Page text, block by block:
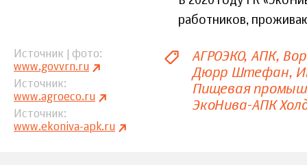
работников,
Источник | фото
www.govvrn.ru
Источник
www.agroeco.ru
Источник
www.ekoniva-apk.ru
АГРОЭКО АПК
Дюрр Штефан
Пищевая
ЭкоНива-АПК